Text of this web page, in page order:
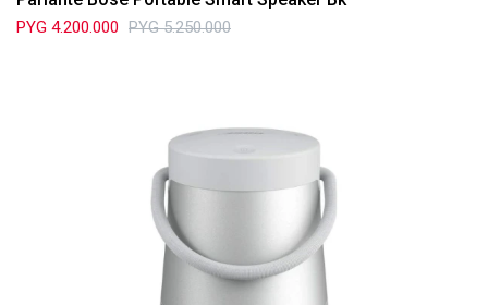
PYG 4.200.000 PYG 5.250.000